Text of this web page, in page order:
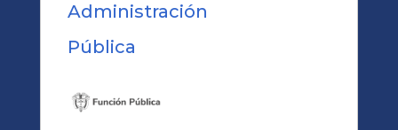
Administración
Pública